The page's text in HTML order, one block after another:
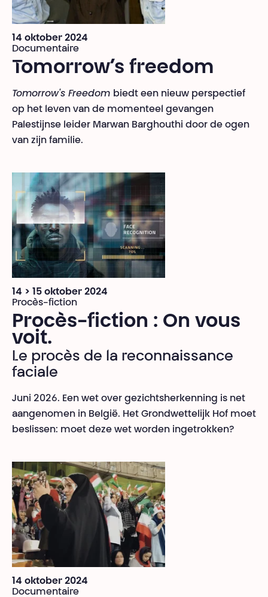
14 oktober 2024
Documentaire
Tomorrow’s freedom
Tomorrow's Freedom biedt een nieuw perspectief
op het leven van de momenteel gevangen
Palestijnse leider Marwan Barghouthi door de ogen
van zijn familie.
14 > 15 oktober 2024
Procès-fiction
Procès-fiction : On vous
voit.
Le procès de la reconnaissance
faciale
Juni 2026. Een wet over gezichtsherkenning is net
aangenomen in België. Het Grondwettelijk Hof moet
beslissen: moet deze wet worden ingetrokken?
14 oktober 2024
Documentaire